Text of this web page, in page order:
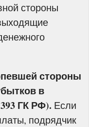
стороны
стороны
в
ГК РФ). Если
подрядчик